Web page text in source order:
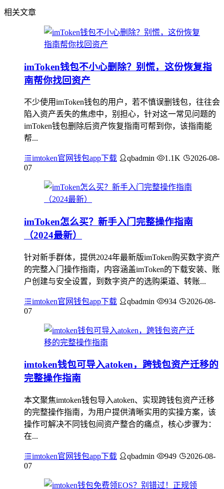
相关文章
imToken钱包不小心删除？别慌，这份恢复指
南帮你找回资产
不少使用imToken钱包的用户，若不慎误删钱包，往往会
陷入资产丢失的焦虑中，别担心，针对这一常见问题的
imToken钱包删除后资产恢复指南可帮到你，该指南能
帮...
imtoken官网钱包app下载 qbadmin 1.1K
2026-08-
07
imToken怎么买？新手入门完整操作指南
（2024最新）
针对新手群体，提供2024年最新版imToken购买数字资产
的完整入门操作指南，内容涵盖imToken的下载安装、账
户创建与安全设置，到数字资产的选购渠道、转账...
imtoken官网钱包app下载 qbadmin 934
2026-08-
07
imtoken钱包可导入atoken，跨钱包资产迁移的
完整操作指南
本文聚焦imtoken钱包导入atoken、实现跨钱包资产迁移
的完整操作指南，为用户提供清晰实用的实操方案，该
操作可解决不同钱包间资产整合的痛点，核心步骤为：
在...
imtoken官网钱包app下载 qbadmin 949
2026-08-
07